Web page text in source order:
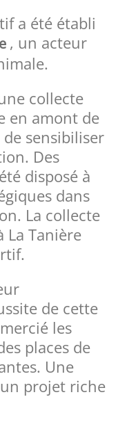
a été établi
, un acteur
collecte
en amont de
sensibiliser
Des
disposé à
dans
La collecte
La Tanière
de cette
les
places de
Une
projet riche